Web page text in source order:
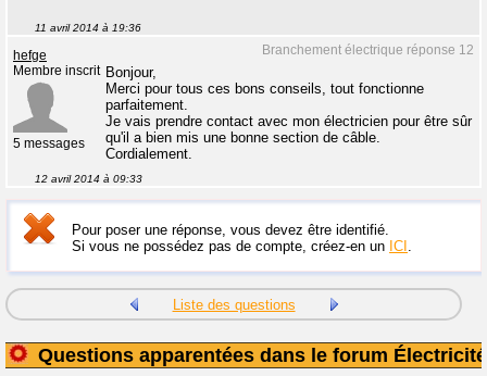
11 avril 2014 à 19:36
Branchement électrique réponse 12
hefge
Membre inscrit
5 messages
Bonjour,
Merci pour tous ces bons conseils, tout fonctionne
parfaitement.
Je vais prendre contact avec mon électricien pour être sûr
qu'il a bien mis une bonne section de câble.
Cordialement.
12 avril 2014 à 09:33
Pour poser une réponse, vous devez être identifié.
Si vous ne possédez pas de compte, créez-en un ICI
Liste des questions
Questions apparentées dans le forum Électricité